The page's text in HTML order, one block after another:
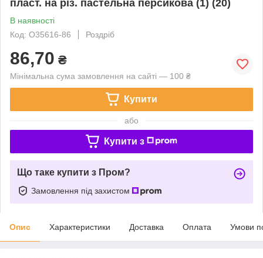
пласт. на різ. пастельна персикова (1) (20)
В наявності
Код: O35616-86
Роздріб
86,70 ₴
Мінімальна сума замовлення на сайті — 100 ₴
Купити
або
Купити з
Що таке купити з Пром?
Замовлення під захистом
Опис Характеристики Доставка Оплата Умови